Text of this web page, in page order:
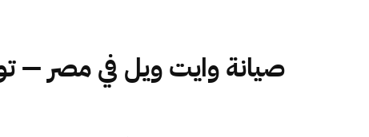
صيانة وايت ويل في مصر —